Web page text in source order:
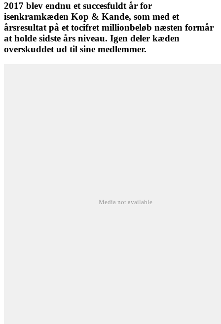
2017 blev endnu et succesfuldt år for
isenkramkæden Kop & Kande, som med et
årsresultat på et tocifret millionbeløb næsten formår
at holde sidste års niveau. Igen deler kæden
overskuddet ud til sine medlemmer.
Media not available